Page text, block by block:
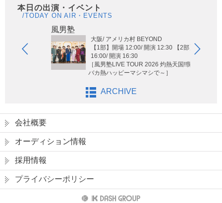
本日の出演・イベント
/TODAY ON AIR・EVENTS
風男塾
大阪/ アメリカ村 BEYOND
【1部】開場 12:00/ 開演 12:30 【2部】開場
16:00/ 開演 16:30
［風男塾LIVE TOUR 2026 灼熱天国!!開宴!! ～
バカ熱ハッピーマシマシで～］
ARCHIVE
会社概要
オーディション情報
採用情報
プライバシーポリシー